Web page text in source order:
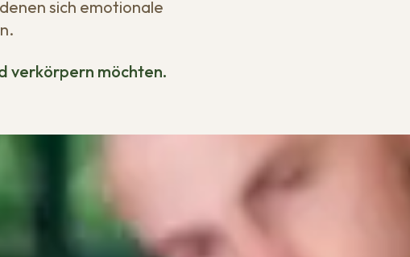
sich emotionale
verkörpern möchten.